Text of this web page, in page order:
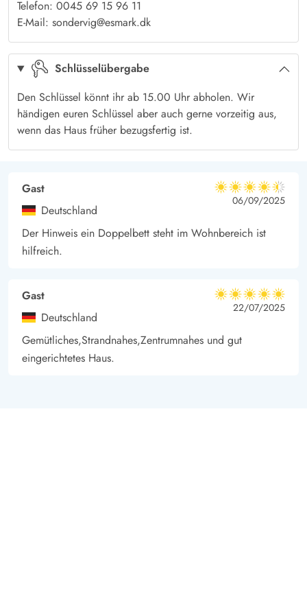
anderen Jahreszeiten ein Erlebnis und ideal für einen langen
In Søndervig gibt es zahlreiche Einkaufsmöglichkeiten in
verschiedenen Fachgeschäften und Supermärkten, sodass ihr
eure Urlaubseinkäufe erledigen könnt. Wenn ihr einen Ausflug
machen wollt, ist es nur eine kurze Fahrt zum
Fischerort Hvide Sande, wo ihr die Hafenatmosphäre und
gemütliche Restaurants erleben könnt.
Telefon: 0045 69 15 96 11
E-Mail: sondervig@esmark.dk
Schlüsselübergabe
Den Schlüssel könnt ihr ab 15.00 Uhr abholen. Wir
händigen euren Schlüssel aber auch gerne vorzeitig aus,
wenn das Haus früher bezugsfertig ist.
Gast
Deutschland
4.5 von 5
4.5 von 5
4.5 out of 5
06/09/2025
Der Hinweis ein Doppelbett steht im Wohnbereich ist
hilfreich.
Gast
Deutschland
5 von 5
5 von 5
5 out of 5
22/07/2025
Gemütliches,Strandnahes,Zentrumnahes und gut
eingerichtetes Haus.